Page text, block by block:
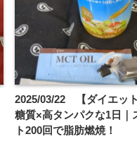
2025/03/22 【ダイエッ
糖質×高タンパクな1日｜
ト200回で脂肪燃焼！